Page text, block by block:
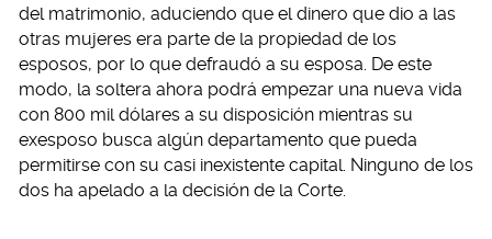
del matrimonio, aduciendo que el dinero que dio a las
otras mujeres era parte de la propiedad de los
esposos, por lo que defraudó a su esposa. De este
modo, la soltera ahora podrá empezar una nueva vida
con 800 mil dólares a su disposición mientras su
exesposo busca algún departamento que pueda
permitirse con su casi inexistente capital. Ninguno de los
dos ha apelado a la decisión de la Corte.